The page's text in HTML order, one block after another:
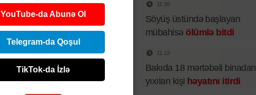
11:30
Söyüş üstündə başlayan
mübahisə ölümlə bitdi
11:18
Bakıda 18 mərtəbəli binadan
yıxılan kişi həyatını itirdi
YouTube-da Abunə Ol
Telegram-da Qoşul
TikTok-da İzlə